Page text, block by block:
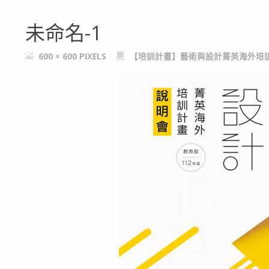
未命名-1
FULL600 × 600 PIXELS 【培訓計畫】藝術與設計菁英海外培